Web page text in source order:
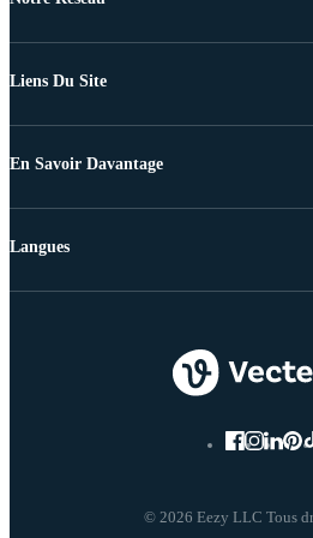
Liens Du Site
En Savoir Davantage
© 2026 Eezy LLC Tous
Langues